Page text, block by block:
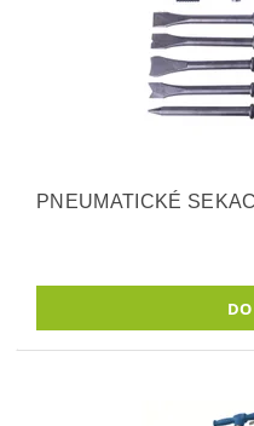
PNEUMATICKÉ